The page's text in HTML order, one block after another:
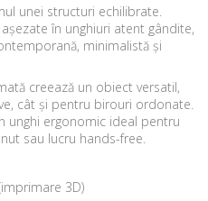
unei structuri echilibrate.
în unghiuri atent gândite,
minimalistă și
creează un obiect versatil,
cât și pentru birouri ordonate.
unghi ergonomic ideal pentru
sau lucru hands-free.
3D)